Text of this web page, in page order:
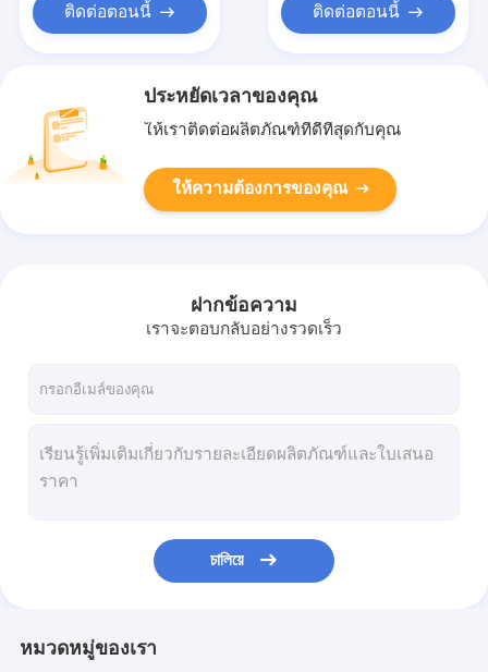
ติดต่อตอนนี้ ติดต่อตอนนี้
ประหยัดเวลาของคุณ
ให้เราติดต่อผลิตภัณฑ์ที่ดีที่สุดกับคุณ
ให้ความต้องการของคุณ
ฝากข้อความ
เราจะตอบกลับอย่างรวดเร็ว
চালিয়ে
หมวดหมู่ของเรา